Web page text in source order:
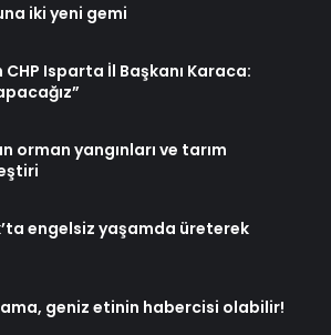
iki yeni gemi
CHP Isparta İl Başkanı Karaca:
orman yangınları ve tarım
engelsiz yaşamda üreterek
geniz etinin habercisi olabilir!